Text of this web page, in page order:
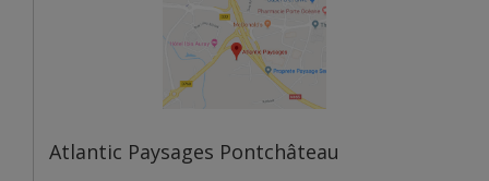
Atlantic Paysages Pontchâteau